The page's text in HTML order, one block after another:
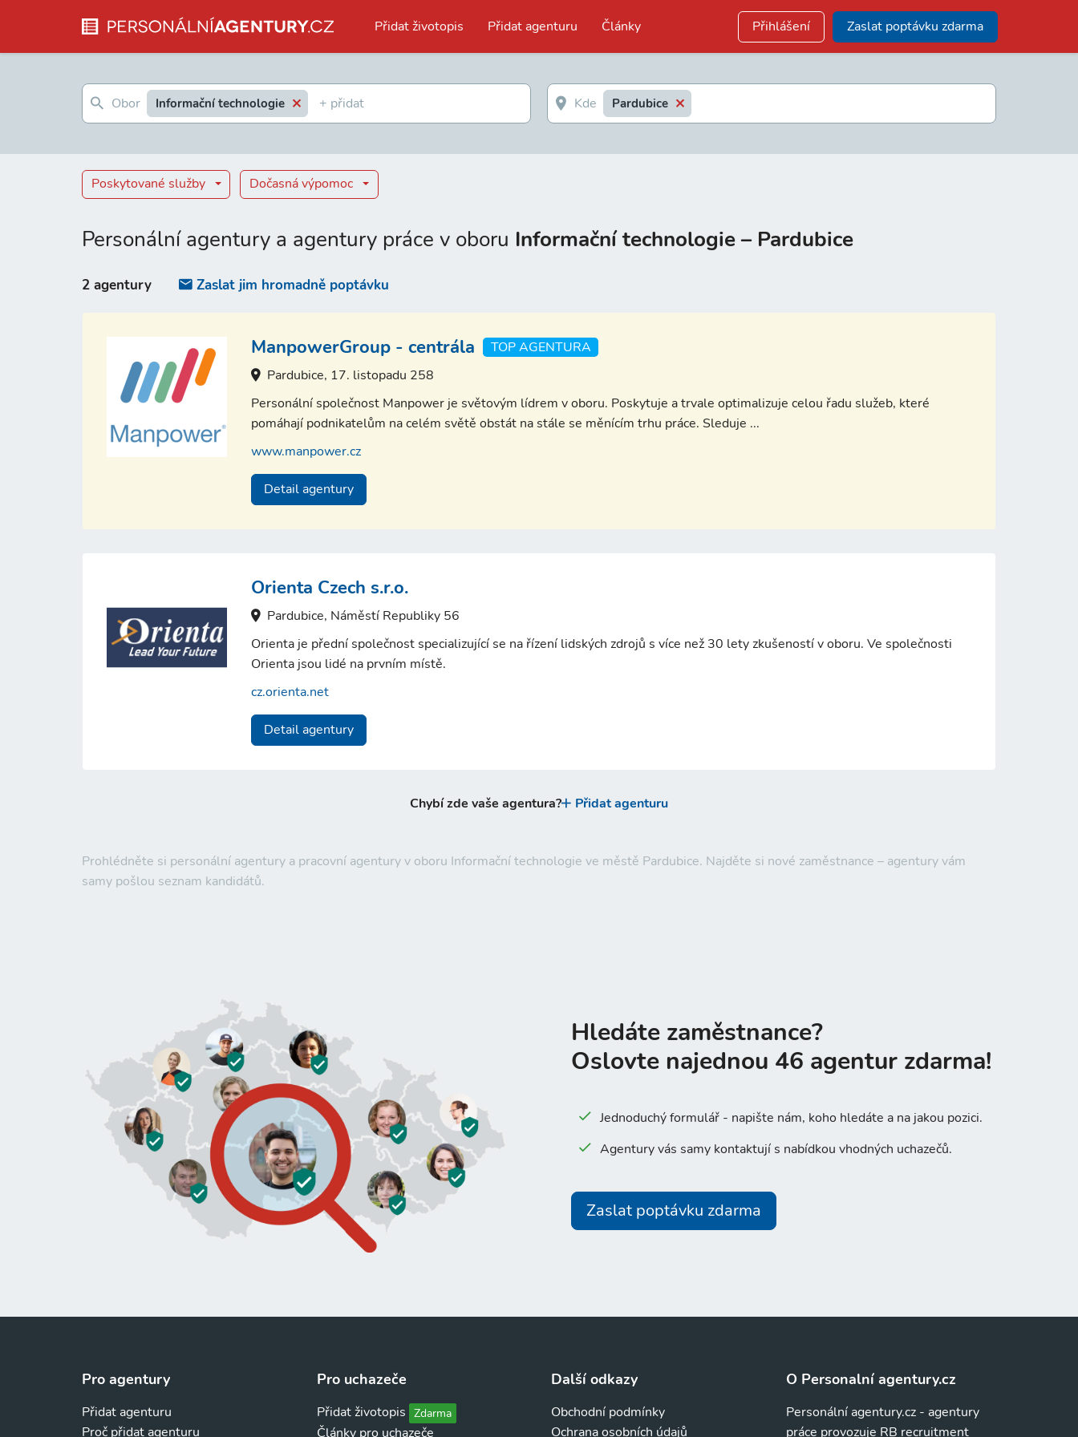
Přidat životopis Přidat agenturu Články Přihlášení Zaslat poptávku zdarma
Informační technologie Pardubice
Poskytované služby Dočasná výpomoc
Personální agentury a agentury práce v oboru Informační technologie – Pardubice
Prohlédněte si personální agentury a pracovní agentury v oboru Informační technologie ve městě Pardubice. Najděte si nové zaměstnance – agentury vám
samy pošlou seznam kandidátů.
2 agentury Zaslat jim hromadně poptávku
ManpowerGroup - centrála
TOP AGENTURA
Pardubice, 17. listopadu 258
Personální společnost Manpower je světovým lídrem v oboru. Poskytuje a trvale optimalizuje celou řadu služeb, které
pomáhají podnikatelům na celém světě obstát na stále se měnícím trhu práce. Sleduje ...
www.manpower.cz
Detail agentury
Orienta Czech s.r.o.
Pardubice, Náměstí Republiky 56
Orienta je přední společnost specializující se na řízení lidských zdrojů s více než 30 lety zkušeností v oboru. Ve společnosti
Orienta jsou lidé na prvním místě.
cz.orienta.net
Detail agentury
Chybí zde vaše agentura? Přidat agenturu
Hledáte zaměstnance?
Oslovte najednou 46 agentur zdarma!
Jednoduchý formulář - napište nám, koho hledáte a na jakou pozici.
Agentury vás samy kontaktují s nabídkou vhodných uchazečů.
Zaslat poptávku zdarma
Pro agentury
Přidat agenturu
Proč přidat agenturu
Pro uchazeče
Přidat životopis Zdarma
Články pro uchazeče
Další odkazy
Obchodní podmínky
Ochrana osobních údajů
O Personalní agentury.cz
Personální agentury.cz - agentury
práce provozuje RB recruitment